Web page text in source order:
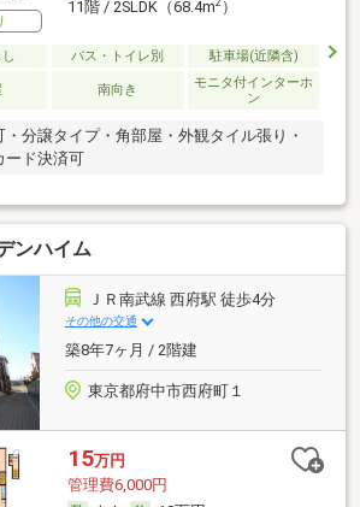
11階 / 2SLDK（68.4m2）
バス・トイレ別 駐車場(近隣含)
南向き
モニタ付インターホ
ン
・分譲タイプ・角部屋・外観タイル張り・
ード決済可
ンハイム
ＪＲ南武線 西府駅 徒歩4分
その他の交通
築8年7ヶ月 / 2階建
東京都府中市西府町１
15万円
管理費6,000円